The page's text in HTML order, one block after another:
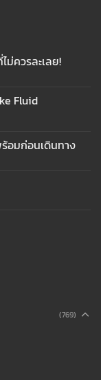
ควรละเลย!
Fluid
อมก่อนเดินทาง
(769)